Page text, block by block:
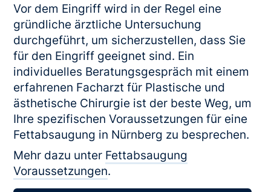
Vor dem Eingriff wird in der Regel eine
gründliche ärztliche Untersuchung
durchgeführt, um sicherzustellen, dass Sie
für den Eingriff geeignet sind. Ein
individuelles Beratungsgespräch mit einem
erfahrenen Facharzt für Plastische und
ästhetische Chirurgie ist der beste Weg, um
Ihre spezifischen Voraussetzungen für eine
Fettabsaugung in Nürnberg zu besprechen.
Mehr dazu unter Fettabsaugung
Voraussetzungen.